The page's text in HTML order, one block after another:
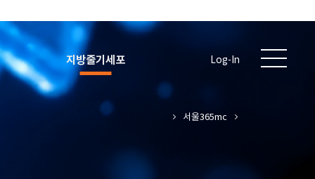
지방줄기세포 Log-In
서울365mc